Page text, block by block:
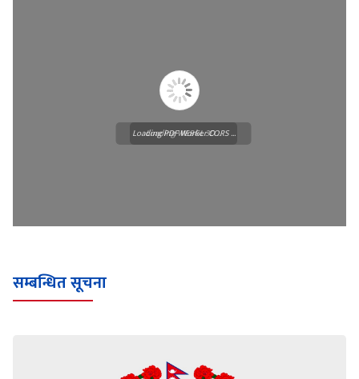
Loading WEBGL 3D ...
Loading PDF Worker CORS ...
सम्बन्धित सूचना